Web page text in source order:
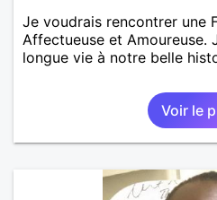
Je voudrais rencontrer une
Affectueuse et Amoureuse.
longue vie à notre belle
Voir le